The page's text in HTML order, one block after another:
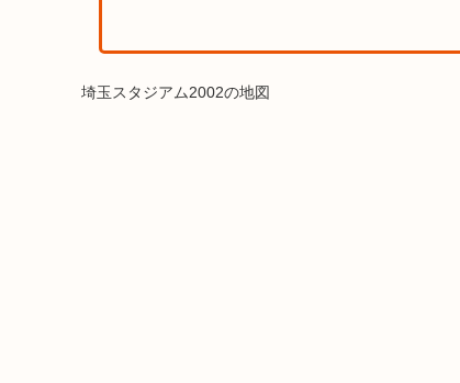
埼玉スタジアム2002の地図